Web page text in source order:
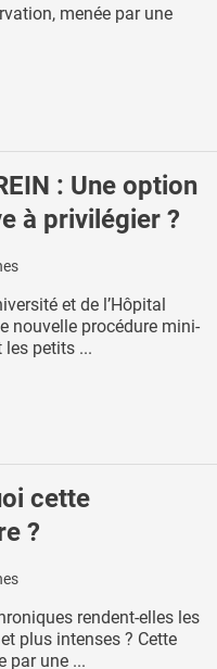
menée par une
: Une option
à privilégier ?
et de l’Hôpital
nouvelle procédure mini-
petits ...
cette
?
rendent-elles les
plus intenses ? Cette
par une ...